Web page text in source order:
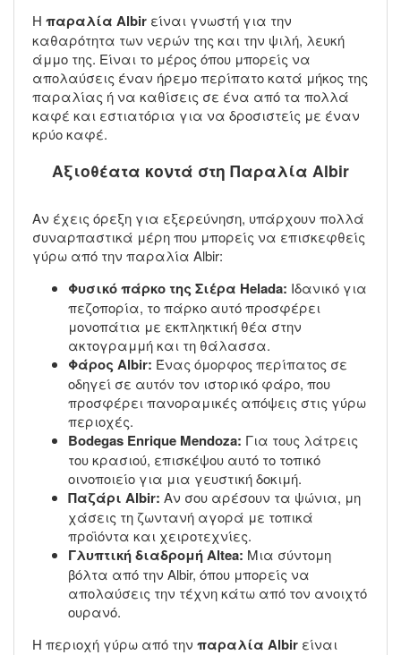
Η παραλία Albir είναι γνωστή για την
καθαρότητα των νερών της και την ψιλή, λευκή
άμμο της. Είναι το μέρος όπου μπορείς να
απολαύσεις έναν ήρεμο περίπατο κατά μήκος της
παραλίας ή να καθίσεις σε ένα από τα πολλά
καφέ και εστιατόρια για να δροσιστείς με έναν
κρύο καφέ.
Αξιοθέατα κοντά στη Παραλία Albir
Αν έχεις όρεξη για εξερεύνηση, υπάρχουν πολλά
συναρπαστικά μέρη που μπορείς να επισκεφθείς
γύρω από την παραλία Albir:
Φυσικό πάρκο της Σιέρα Helada: Ιδανικό για
πεζοπορία, το πάρκο αυτό προσφέρει
μονοπάτια με εκπληκτική θέα στην
ακτογραμμή και τη θάλασσα.
Φάρος Albir: Ένας όμορφος περίπατος σε
οδηγεί σε αυτόν τον ιστορικό φάρο, που
προσφέρει πανοραμικές απόψεις στις γύρω
περιοχές.
Bodegas Enrique Mendoza: Για τους λάτρεις
του κρασιού, επισκέψου αυτό το τοπικό
οινοποιείο για μια γευστική δοκιμή.
Παζάρι Albir: Αν σου αρέσουν τα ψώνια, μη
χάσεις τη ζωντανή αγορά με τοπικά
προϊόντα και χειροτεχνίες.
Γλυπτική διαδρομή Altea: Μια σύντομη
βόλτα από την Albir, όπου μπορείς να
απολαύσεις την τέχνη κάτω από τον ανοιχτό
ουρανό.
Η περιοχή γύρω από την παραλία Albir είναι